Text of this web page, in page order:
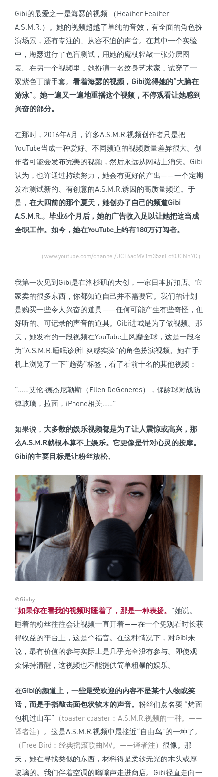
Gibi的最爱之一是海瑟的视频 （Heather Feather
A.S.M.R.）。她的视频超越了单纯的音效，有全面的角色扮
演场景，还有专注的、从容不迫的声音。在其中一个实验
中，海瑟进行了色盲测试，用她的魔杖轻敲一张分层图
表。在另一个视频里，她扮演一名纹身艺术家，试穿了一
双紫色丁腈手套。 看着海瑟的视频，Gibi觉得她的“大脑在
游泳”。 她一遍又一遍地重播这个视频，不停观看让她感到
兴奋的部分。
在那时，2016年6月，许多A.S.M.R.视频创作者只是把
YouTube当成一种爱好。不同频道的视频质量差异很大。创
作者可能会发布完美的视频，然后永远从网站上消失。Gibi
认为，也许通过持续努力，她会有更好的产出——一个定期
发布测试新的、有创意的A.S.M.R.诱因的高质量频道。于
是， 在大四前的那个夏天，她创办了自己的频道Gibi
A.S.M.R.。 毕业6个月后，她的广告收入足以让她把这当成
全职工作。 如今，她在YouTube上约有180万订阅者。
（www.youtube.com/channel/UCE6acMV3m35znLcf0JGNn7Q）
我第一次见到Gibi是在洛杉矶的大创，一家日本折扣店。它
家卖的很多东西，你都知道自己并不需要它。我们的计划
是购买一些令人兴奋的道具——任何可能产生有些奇怪，但
好听的、可记录的声音的道具。Gibi进城是为了做视频。那
天，她发布的一段视频在YouTube上风靡全球，这是一段名
为“A.S.M.R.睡眠诊所| 爽感实验”的角色扮演视频。她在手
机上浏览了一下“趋势”标签，看了看前十名的其他视频：
“……艾伦·德杰尼勒斯（Ellen DeGeneres），保龄球对战防
弹玻璃，拉面，iPhone相关……”
如果说， 大多数的娱乐视频都是为了让人震惊或高兴，那
么A.S.M.R就根本算不上娱乐。 它更像是针对心灵的按摩。
Gibi的主要目标是让粉丝放松。
©Giphy
“如果你在看我的视频时睡着了，那是一种表扬。 ”她说。
睡着的粉丝往往会让视频一直开着——在一个凭观看时长获
得收益的平台上，这是个福音。在这种情况下，对Gibi来
说，最有价值的参与实际上是几乎完全没有参与。即使观
众保持清醒，这视频也不能提供简单粗暴的娱乐。
在Gibi的频道上，一些最受欢迎的内容不是某个人物或笑
话，而是手指敲击面包状软木的声音。 粉丝们点名要 “烤面
包机过山车” （toaster coaster：A.S.M.R.视频的一种。——
译者注）
。这是A.S.M.R.视频中最接近“自由鸟”的一种了。
（Free Bird：经典摇滚歌曲MV。——译者注） 很像。那
天，她在寻找类似的东西，材料得是柔软无光的木头或厚
玻璃的。我们伴着空调的嗡嗡声走进商店。Gibi径直走向一